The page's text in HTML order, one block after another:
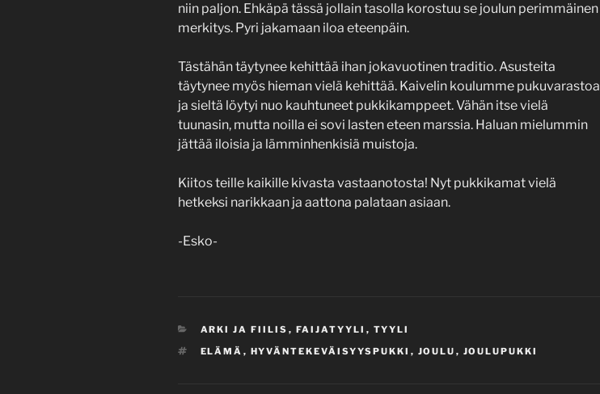
niin paljon. Ehkäpä tässä jollain tasolla korostuu se joulun perimmäinen
merkitys. Pyri jakamaan iloa eteenpäin.
Tästähän täytynee kehittää ihan jokavuotinen traditio. Asusteita
täytynee myös hieman vielä kehittää. Kaivelin koulumme pukuvarastoa
ja sieltä löytyi nuo kauhtuneet pukkikamppeet. Vähän itse vielä
tuunasin, mutta noilla ei sovi lasten eteen marssia. Haluan mielummin
jättää iloisia ja lämminhenkisiä muistoja.
Kiitos teille kaikille kivasta vastaanotosta! Nyt pukkikamat vielä
hetkeksi narikkaan ja aattona palataan asiaan.
-Esko-
CATEGORIES
ARKI JA FIILIS , FAIJATYYLI , TYYLI
TAGS
ELÄMÄ , HYVÄNTEKEVÄISYYSPUKKI , JOULU , JOULUPUKKI